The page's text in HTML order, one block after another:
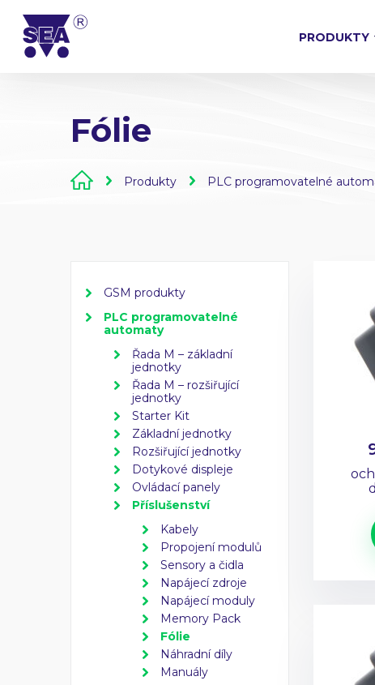
PRODUKTY
Fólie
Produkty PLC programovatelné
GSM produkty
PLC programovatelné
automaty
Řada M – základní
jednotky
Řada M – rozšiřující
jednotky
Starter Kit
Základní jednotky
Rozšiřující jednotky
Dotykové displeje
Ovládací panely
Příslušenství
Kabely
Propojení modulů
Sensory a čidla
Napájecí zdroje
Napájecí moduly
Memory Pack
Fólie
Náhradní díly
Manuály